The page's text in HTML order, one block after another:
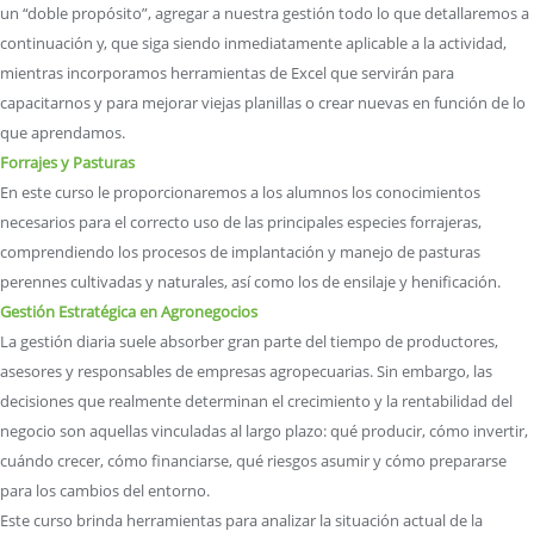
un “doble propósito”, agregar a nuestra gestión todo lo que detallaremos a
continuación y, que siga siendo inmediatamente aplicable a la actividad,
mientras incorporamos herramientas de Excel que servirán para
capacitarnos y para mejorar viejas planillas o crear nuevas en función de lo
que aprendamos.
Forrajes y Pasturas
En este curso le proporcionaremos a los alumnos los conocimientos
necesarios para el correcto uso de las principales especies forrajeras,
comprendiendo los procesos de implantación y manejo de pasturas
perennes cultivadas y naturales, así como los de ensilaje y henificación.
Gestión Estratégica en Agronegocios
La gestión diaria suele absorber gran parte del tiempo de productores,
asesores y responsables de empresas agropecuarias. Sin embargo, las
decisiones que realmente determinan el crecimiento y la rentabilidad del
negocio son aquellas vinculadas al largo plazo: qué producir, cómo invertir,
cuándo crecer, cómo financiarse, qué riesgos asumir y cómo prepararse
para los cambios del entorno.
Este curso brinda herramientas para analizar la situación actual de la